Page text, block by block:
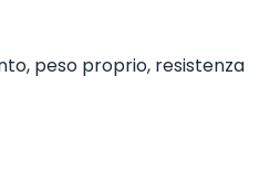
peso proprio, resistenza